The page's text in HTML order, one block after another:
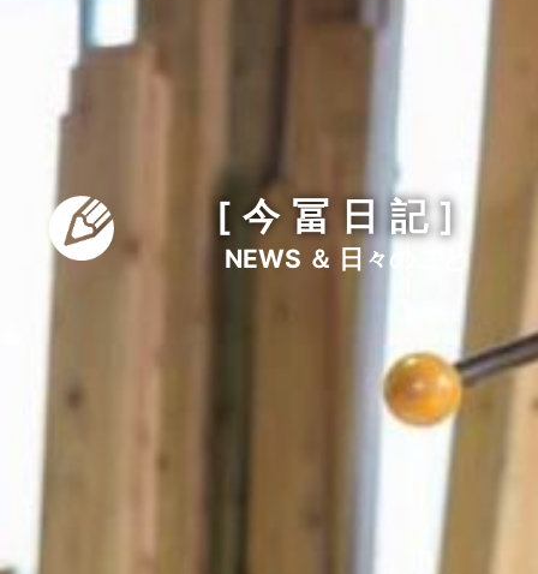
[今冨日記]
NEWS ＆ 日々のこと